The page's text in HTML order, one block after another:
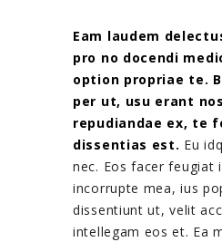
Eam laudem
pro no docendi
option propriae te.
per ut, usu erant
repudiandae ex, te
dissentias est. Eu
nec. Eos facer feugiat
incorrupte mea, ius
dissentiunt ut, velit
intellegam eos et. Ea